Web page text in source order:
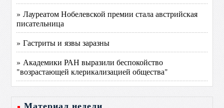
» Лауреатом Нобелевской премии стала австрийская
писательница
» Гастриты и язвы заразны
» Академики РАН выразили беспокойство
"возрастающей клерикализацией общества"
Материал недели